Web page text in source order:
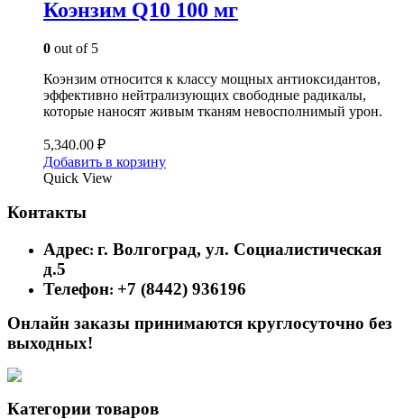
Коэнзим Q10 100 мг
0 out of 5
Коэнзим относится к классу мощных антиоксидантов,
эффективно нейтрализующих свободные радикалы,
которые наносят живым тканям невосполнимый урон.
5,340.00 ₽
Добавить в корзину
Quick View
Контакты
Адрес: г. Волгоград, ул. Социалистическая
д.5
Телефон: +7 (8442) 936196
Онлайн заказы принимаются круглосуточно без
выходных!
Категории товаров